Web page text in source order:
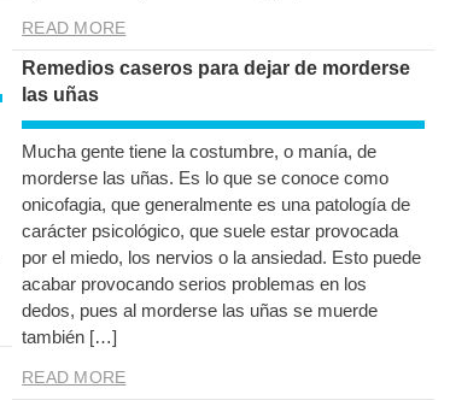
READ MORE
Remedios caseros para dejar de morderse
las uñas
Mucha gente tiene la costumbre, o manía, de
morderse las uñas. Es lo que se conoce como
onicofagia, que generalmente es una patología de
carácter psicológico, que suele estar provocada
por el miedo, los nervios o la ansiedad. Esto puede
acabar provocando serios problemas en los
dedos, pues al morderse las uñas se muerde
también […]
READ MORE